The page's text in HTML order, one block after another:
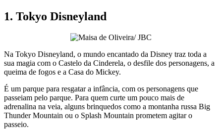
1. Tokyo Disneyland
Na Tokyo Disneyland, o mundo encantado da Disney traz toda a
sua magia com o Castelo da Cinderela, o desfile dos personagens, a
queima de fogos e a Casa do Mickey.
É um parque para resgatar a infância, com os personagens que
passeiam pelo parque. Para quem curte um pouco mais de
adrenalina na veia, alguns brinquedos como a montanha russa Big
Thunder Mountain ou o Splash Mountain prometem agitar o
passeio.